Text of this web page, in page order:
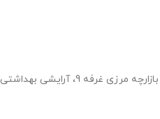
9، آرایشی بهداشتی لوکس یاس